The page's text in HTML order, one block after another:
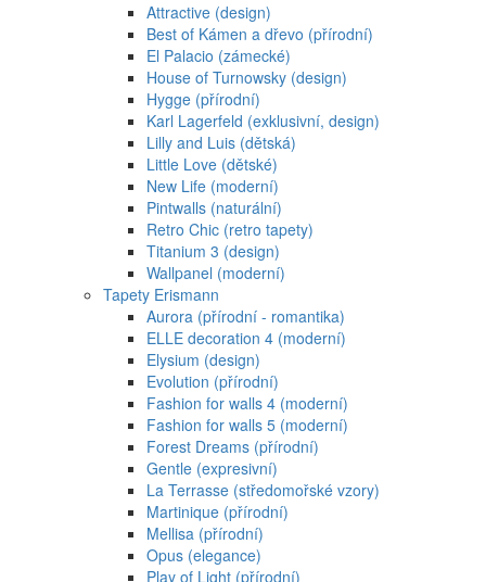
Attractive (design)
Best of Kámen a dřevo (přírodní)
El Palacio (zámecké)
House of Turnowsky (design)
Hygge (přírodní)
Karl Lagerfeld (exklusivní, design)
Lilly and Luis (dětská)
Little Love (dětské)
New Life (moderní)
Pintwalls (naturální)
Retro Chic (retro tapety)
Titanium 3 (design)
Wallpanel (moderní)
Tapety Erismann
Aurora (přírodní - romantika)
ELLE decoration 4 (moderní)
Elysium (design)
Evolution (přírodní)
Fashion for walls 4 (moderní)
Fashion for walls 5 (moderní)
Forest Dreams (přírodní)
Gentle (expresivní)
La Terrasse (středomořské vzory)
Martinique (přírodní)
Mellisa (přírodní)
Opus (elegance)
Play of Light (přírodní)